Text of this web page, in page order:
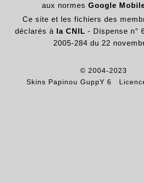
aux normes Google
Ce site et les fichiers des
déclarés à la CNIL - Dispense n°
2005-284 du 22
© 2004-2023
Skins Papinou GuppY 6